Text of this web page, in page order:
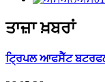
ਤਾਜ਼ਾ ਖ਼ਬਰਾਂ
ਟ੍ਰਿਪਲ ਆਫਸੈੱਟ